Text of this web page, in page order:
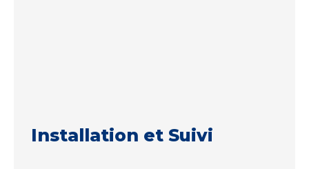
Installation et Suivi